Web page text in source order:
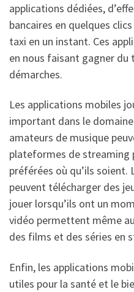
applications dédiées,
bancaires en quelques
taxi en un instant. Ces
en nous faisant gagner
démarches.
Les applications mobiles
important dans le
amateurs de musique
plateformes de streaming
préférées où qu’ils soient.
peuvent télécharger des
jouer lorsqu’ils ont un
vidéo permettent même
des films et des séries en
Enfin, les applications
utiles pour la santé et le